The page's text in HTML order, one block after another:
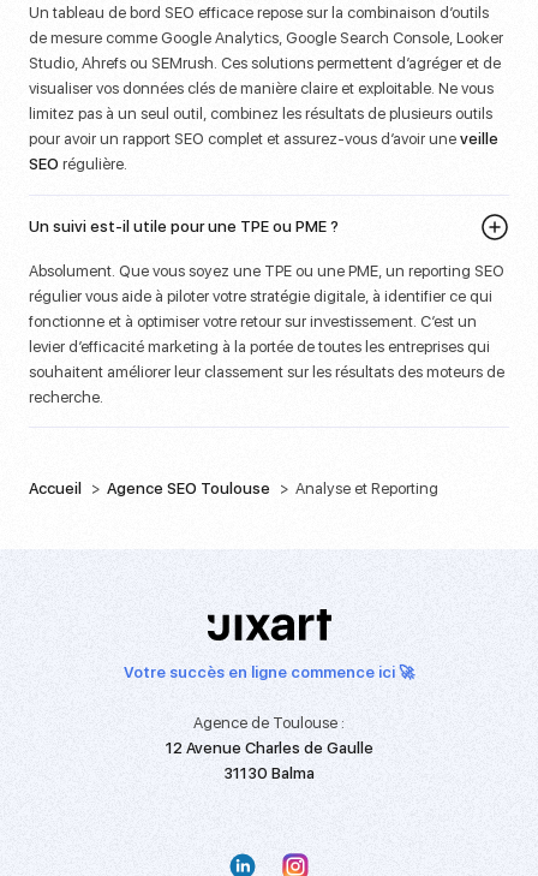
Un tableau de bord SEO efficace repose sur la combinaison d’outils
de mesure comme Google Analytics, Google Search Console, Looker
Studio, Ahrefs ou SEMrush. Ces solutions permettent d’agréger et de
visualiser vos données clés de manière claire et exploitable. Ne vous
limitez pas à un seul outil, combinez les résultats de plusieurs outils
pour avoir un rapport SEO complet et assurez-vous d’avoir une veille
SEO régulière.
Un suivi est-il utile pour une TPE ou PME ?
Absolument. Que vous soyez une TPE ou une PME, un reporting SEO
régulier vous aide à piloter votre stratégie digitale, à identifier ce qui
fonctionne et à optimiser votre retour sur investissement. C’est un
levier d’efficacité marketing à la portée de toutes les entreprises qui
souhaitent améliorer leur classement sur les résultats des moteurs de
recherche.
Accueil Agence SEO Toulouse Analyse et Reporting
Votre succès en ligne commence ici 🚀
Agence de Toulouse :
12 Avenue Charles de Gaulle
31130 Balma